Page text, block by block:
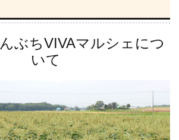
ぶちVIVAマルシェにつ
いて